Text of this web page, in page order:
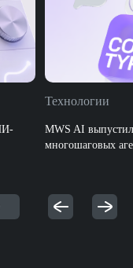
Технологии
MWS AI
многошаговых